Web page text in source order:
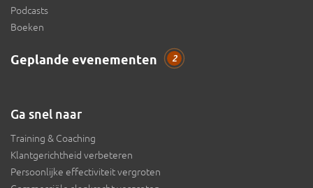
Podcasts
Boeken
Geplande evenementen 2
Ga snel naar
Training & Coaching
Klantgerichtheid verbeteren
Persoonlijke effectiviteit vergroten